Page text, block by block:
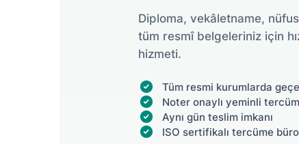
Diploma, vekâletname,
tüm resmî belgeleriniz için
hizmeti.
Tüm resmi kurumlarda
Noter onaylı yeminli
Aynı gün teslim imkanı
ISO sertifikalı tercüme